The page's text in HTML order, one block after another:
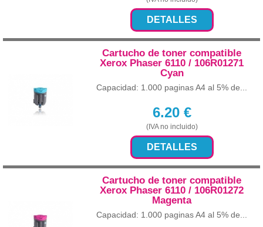
DETALLES
Cartucho de toner compatible
Xerox Phaser 6110 / 106R01271
Cyan
Capacidad: 1.000 paginas A4 al 5% de...
6.20€
(IVA no incluido)
DETALLES
Cartucho de toner compatible
Xerox Phaser 6110 / 106R01272
Magenta
Capacidad: 1.000 paginas A4 al 5% de...